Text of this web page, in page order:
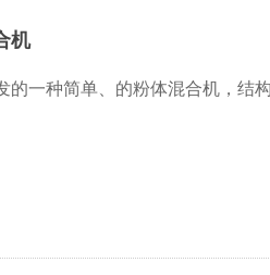
机
的一种简单、的粉体混合机，结